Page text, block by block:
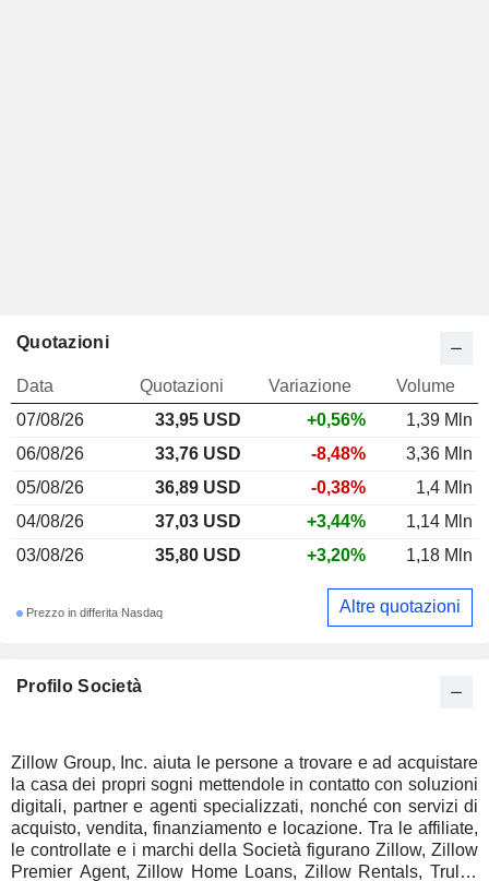
Profilo Società
Zillow Group, Inc. aiuta le persone a trovare e ad acquistare
la casa dei propri sogni mettendole in contatto con soluzioni
digitali, partner e agenti specializzati, nonché con servizi di
acquisto, vendita, finanziamento e locazione. Tra le affiliate,
le controllate e i marchi della Società figurano Zillow, Zillow
Premier Agent, Zillow Home Loans, Zillow Rentals, Trulia,
Quotazioni
Data Quotazioni Variazione
Volume
07/08/26
33,95 USD +0,56%
1,39 Mln
06/08/26
33,76 USD -8,48%
3,36 Mln
05/08/26
36,89 USD -0,38%
1,4 Mln
04/08/26
37,03 USD +3,44%
1,14 Mln
03/08/26
35,80 USD +3,20% 1,18 Mln
Prezzo in differita Nasdaq Altre quotazioni